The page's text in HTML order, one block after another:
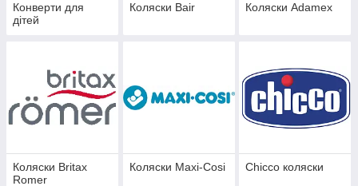
Конверти для
дітей
Коляски Bair Коляски Adamex
Коляски Britax
Romer
Коляски Maxi-Cosi Chicco коляски